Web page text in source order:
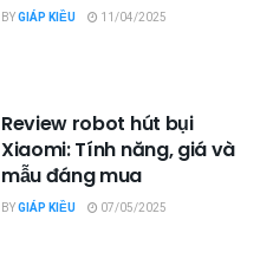
BYGIÁP KIỀU 11/04/2025
Review robot hút bụi
Xiaomi: Tính năng, giá và
mẫu đáng mua
BYGIÁP KIỀU 07/05/2025